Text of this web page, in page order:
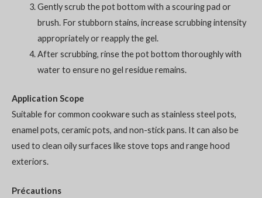
Gently scrub the pot bottom with a scouring pad or
brush. For stubborn stains, increase scrubbing intensity
appropriately or reapply the gel.
After scrubbing, rinse the pot bottom thoroughly with
water to ensure no gel residue remains.
Application Scope
Suitable for common cookware such as stainless steel pots,
enamel pots, ceramic pots, and non-stick pans. It can also be
used to clean oily surfaces like stove tops and range hood
exteriors.
Précautions